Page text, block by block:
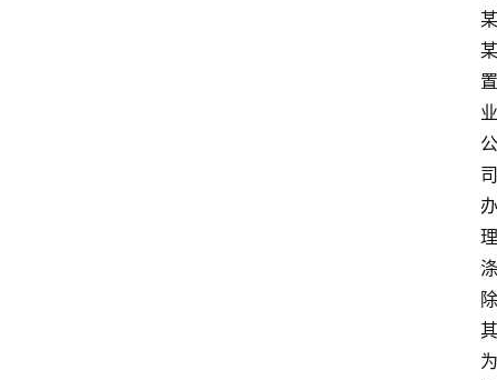
某
某
置
业
公
司
办
理
涤
除
其
为